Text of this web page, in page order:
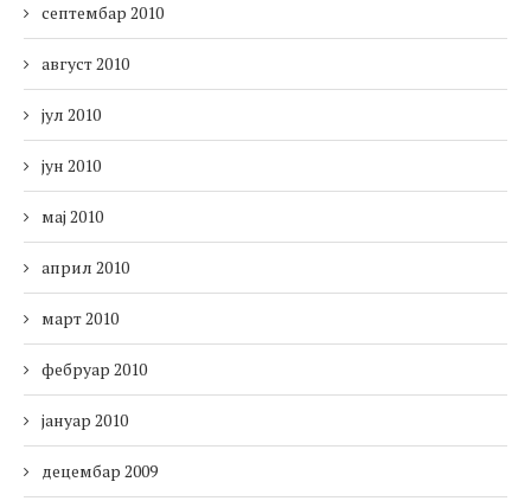
септембар 2010
август 2010
јул 2010
јун 2010
мај 2010
април 2010
март 2010
фебруар 2010
јануар 2010
децембар 2009